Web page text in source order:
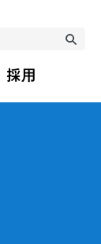
採用